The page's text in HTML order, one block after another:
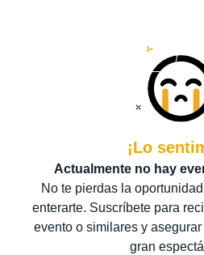
Más información
¡Lo
Actualmente no hay
No te pierdas la
enterarte. Suscríbete para
evento o similares y
gran